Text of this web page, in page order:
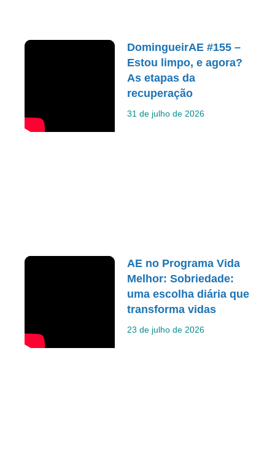
DomingueirAE #155 –
Estou limpo, e agora?
As etapas da
recuperação
31 de julho de 2026
AE no Programa Vida
Melhor: Sobriedade:
uma escolha diária que
transforma vidas
23 de julho de 2026